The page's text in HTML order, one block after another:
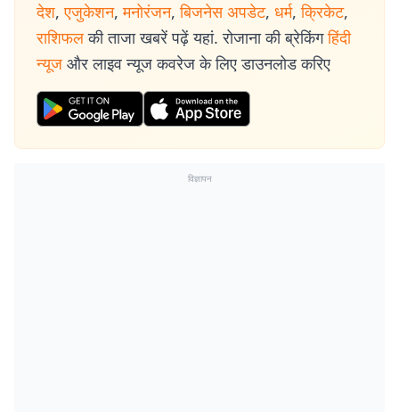
देश, एजुकेशन, मनोरंजन, बिजनेस अपडेट, धर्म, क्रिकेट,
राशिफल की ताजा खबरें पढ़ें यहां. रोजाना की ब्रेकिंग हिंदी
न्यूज और लाइव न्यूज कवरेज के लिए डाउनलोड करिए
विज्ञापन